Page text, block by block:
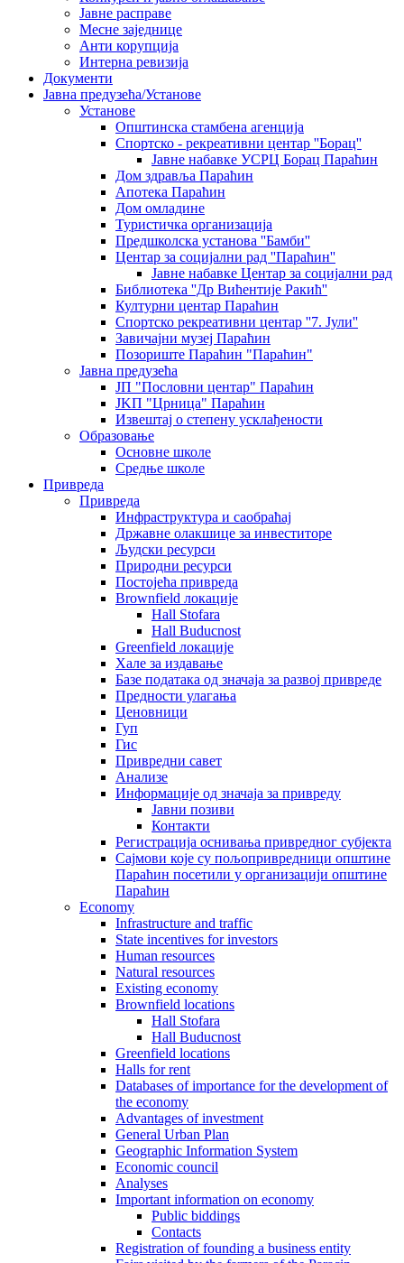
Јавне расправе
Месне заједнице
Анти корупција
Интерна ревизија
Документи
Јавна предузећа/Установе
Установе
Општинскa стамбенa агенцијa
Спортско - рекреативни центар ''Борац''
Јавне набавке УСРЦ Борац Параћин
Дом здравља Параћин
Апотека Параћин
Дом омладине
Туристичка организација
Предшколска установа ''Бамби''
Центар за социјални рад ''Параћин''
Јавне набавке Центар за социјални рад
Библиотека ''Др Вићентије Ракић''
Културни центар Параћин
Спортско рекреативни центар ''7. Јули''
Завичајни музеј Параћин
Позориште Параћин "Параћин"
Јавна предузећа
ЈП "Пословни центар" Параћин
ЈKП "Црница" Параћин
Извештај о степену усклађености
Образовање
Основне школе
Средње школе
Привреда
Привреда
Инфраструктура и саобраћај
Државне олакшице за инвеститоре
Људски ресурси
Природни ресурси
Постојећа привреда
Brownfield локације
Hall Stofara
Hall Buducnost
Greenfield локације
Хале за издавање
Базе података од значаја за развој привреде
Предности улагања
Ценовници
Гуп
Гис
Привредни савет
Aнализе
Информације од значаја за привреду
Јавни позиви
Контакти
Регистрација оснивања привредног субјекта
Сајмови које су пољопривредници општине
Параћин посетили у организацији општине
Параћин
Economy
Infrastructure and traffic
State incentives for investors
Human resources
Natural resources
Existing economy
Brownfield locations
Hall Stofara
Hall Buducnost
Greenfield locations
Halls for rent
Databases of importance for the development of
the economy
Advantages of investment
General Urban Plan
Geographic Information System
Еconomic council
Analyses
Important information on economy
Public biddings
Contacts
Registration of founding a business entity